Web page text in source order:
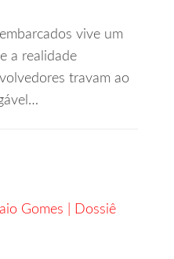
vive um
a realidade
travam ao
Gomes | Dossiê